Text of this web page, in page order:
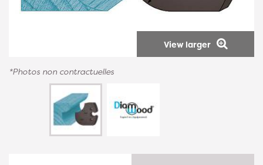
View larger
*Photos non contractuelles